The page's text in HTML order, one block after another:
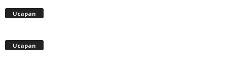
Ucapan
Ucapan